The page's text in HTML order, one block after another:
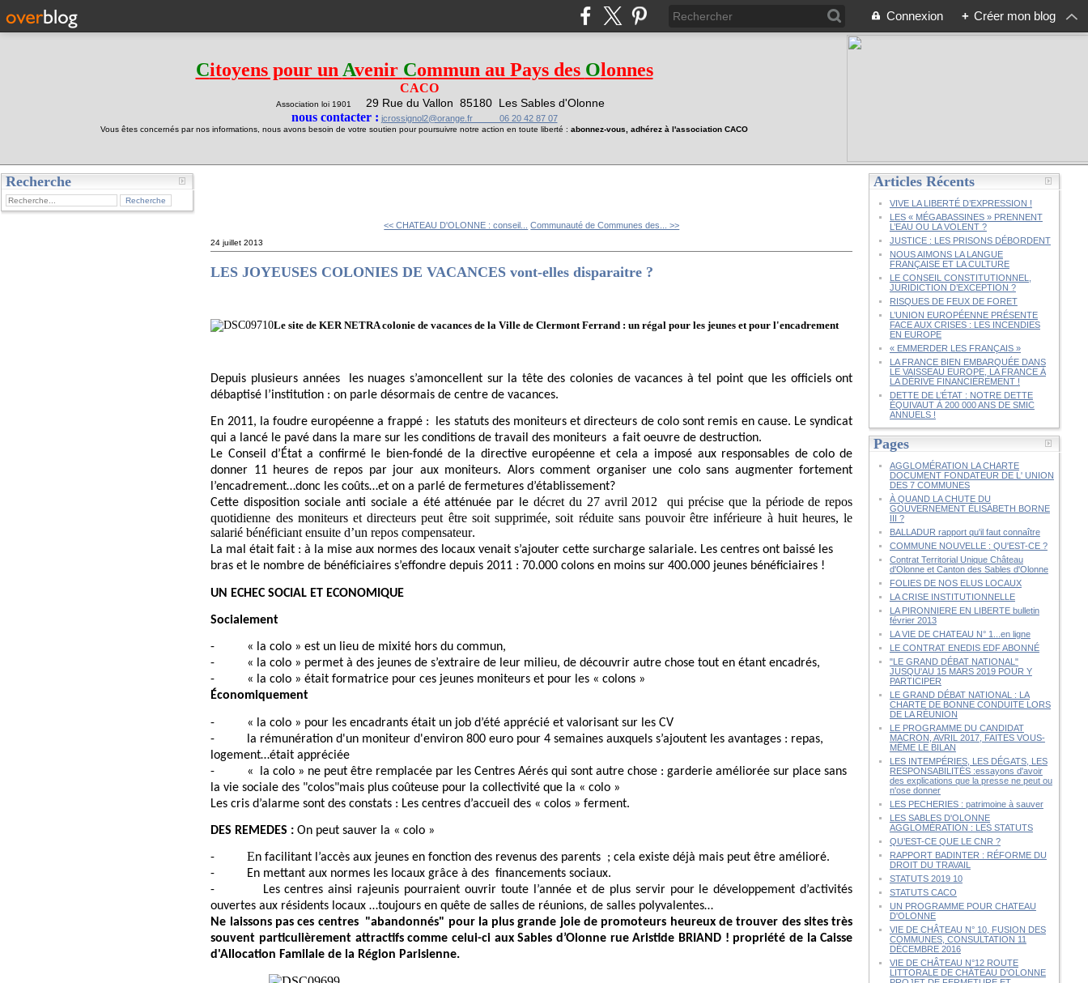
Connexion + Créer mon blog
Citoyens pour un Avenir Commun au Pays des Olonnes
CACO
Association loi 1901 29 Rue du Vallon 85180 Les Sables d'Olonne
nous contacter : jcrossignol2@orange.fr 06 20 42 87 07
Vous êtes concernés par nos informations, nous avons besoin de votre soutien pour poursuivre notre action en toute liberté : abonnez-vous, adhérez à l'association CACO
Recherche
<< CHATEAU D'OLONNE : conseil... Communauté de Communes des... >>
24 juillet 2013
LES JOYEUSES COLONIES DE VACANCES vont-elles disparaitre ?
Le site de KER NETRA colonie de vacances de la Ville de Clermont Ferrand : un régal pour les jeunes et pour l'encadrement
Depuis plusieurs années
les nuages s’amoncellent sur la tête des colonies de vacances à tel point que les officiels ont
débaptisé l’institution : on parle désormais de centre de vacances.
En 2011, la foudre européenne a frappé : les statuts des moniteurs et directeurs de colo sont remis en cause. Le syndicat
qui a lancé le pavé dans la mare sur les conditions de travail des moniteurs a fait oeuvre de destruction.
Le Conseil d’État a confirmé le bien-fondé de la directive européenne et cela a imposé aux responsables de colo de
donner 11 heures de repos par jour aux moniteurs. Alors comment organiser une colo sans augmenter fortement
l’encadrement…donc les coûts…et on a parlé de fermetures d’établissement?
Cette disposition sociale anti sociale a été atténuée par le décret du 27 avril 2012
qui précise que la période de repos
quotidienne des moniteurs et directeurs peut être soit supprimée, soit réduite sans pouvoir être inférieure à huit heures, le
salarié bénéficiant ensuite d’un repos compensateur.
La mal était fait : à la mise aux normes des locaux venait s’ajouter cette surcharge salariale. Les centres ont baissé les
bras et le nombre de bénéficiaires s’effondre depuis 2011 : 70.000 colons en moins sur 400.000 jeunes bénéficiaires !
UN ECHEC SOCIAL ET ECONOMIQUE
Socialement
-
« la colo » est un lieu de mixité hors du commun,
-
« la colo » permet à des jeunes de s’extraire de leur milieu, de découvrir autre chose tout en étant encadrés,
-
« la colo » était formatrice pour ces jeunes moniteurs et pour les « colons »
Économiquement
-
« la colo » pour les encadrants était un job d’été apprécié et valorisant sur les CV
-
la rémunération d'un moniteur d'environ 800 euro pour 4 semaines auxquels s’ajoutent les avantages : repas,
logement…était appréciée
-
« la colo » ne peut être remplacée par les Centres Aérés qui sont autre chose : garderie améliorée sur place sans
la vie sociale des "colos"mais plus coûteuse pour la collectivité que la « colo »
Les cris d’alarme sont des constats : Les centres d’accueil des « colos » ferment.
DES REMEDES : On peut sauver la « colo »
- En facilitant l’accès aux jeunes en fonction des revenus des parents ; cela existe déjà mais peut être amélioré.
-
En mettant aux normes les locaux grâce à des financements sociaux.
-
Les centres ainsi rajeunis pourraient ouvrir toute l’année et de plus servir pour le développement d’activités
ouvertes aux résidents locaux …toujours en quête de salles de réunions, de salles polyvalentes…
Ne laissons pas ces centres "abandonnés" pour la plus grande joie de promoteurs heureux de trouver des sites très
souvent particulièrement attractifs comme celui-ci aux Sables d’Olonne rue Aristide BRIAND ! propriété de la Caisse
d'Allocation Familale de la Région Parisienne.
Articles Récents
VIVE LA LIBERTÉ D’EXPRESSION !
LES « MÉGABASSINES » PRENNENT
L’EAU OU LA VOLENT ?
JUSTICE : LES PRISONS DÉBORDENT
NOUS AIMONS LA LANGUE
FRANÇAISE ET LA CULTURE
LE CONSEIL CONSTITUTIONNEL,
JURIDICTION D’EXCEPTION ?
RISQUES DE FEUX DE FORET
L’UNION EUROPÉENNE PRÉSENTE
FACE AUX CRISES : LES INCENDIES
EN EUROPE
« EMMERDER LES FRANÇAIS »
LA FRANCE BIEN EMBARQUÉE DANS
LE VAISSEAU EUROPE, LA FRANCE À
LA DÉRIVE FINANCIÈREMENT !
DETTE DE L’ÉTAT : NOTRE DETTE
ÉQUIVAUT À 200 000 ANS DE SMIC
ANNUELS !
Pages
AGGLOMÉRATION LA CHARTE
DOCUMENT FONDATEUR DE L' UNION
DES 7 COMMUNES
À QUAND LA CHUTE DU
GOUVERNEMENT ÉLISABETH BORNE
III ?
BALLADUR rapport qu'il faut connaître
COMMUNE NOUVELLE : QU'EST-CE ?
Contrat Territorial Unique Château
d'Olonne et Canton des Sables d'Olonne
FOLIES DE NOS ELUS LOCAUX
LA CRISE INSTITUTIONNELLE
LA PIRONNIERE EN LIBERTE bulletin
février 2013
LA VIE DE CHATEAU N° 1...en ligne
LE CONTRAT ENEDIS EDF ABONNÉ
"LE GRAND DÉBAT NATIONAL"
JUSQU'AU 15 MARS 2019 POUR Y
PARTICIPER
LE GRAND DÉBAT NATIONAL : LA
CHARTE DE BONNE CONDUITE LORS
DE LA RÉUNION
LE PROGRAMME DU CANDIDAT
MACRON, AVRIL 2017, FAITES VOUS-
MÊME LE BILAN
LES INTEMPÉRIES, LES DÉGATS, LES
RESPONSABILITÉS :essayons d'avoir
des explications que la presse ne peut ou
n'ose donner
LES PECHERIES : patrimoine à sauver
LES SABLES D'OLONNE
AGGLOMÉRATION : LES STATUTS
QU’EST-CE QUE LE CNR ?
RAPPORT BADINTER : RÉFORME DU
DROIT DU TRAVAIL
STATUTS 2019 10
STATUTS CACO
UN PROGRAMME POUR CHATEAU
D'OLONNE
VIE DE CHÂTEAU N° 10, FUSION DES
COMMUNES, CONSULTATION 11
DÉCEMBRE 2016
VIE DE CHÂTEAU N°12 ROUTE
LITTORALE DE CHÂTEAU D'OLONNE